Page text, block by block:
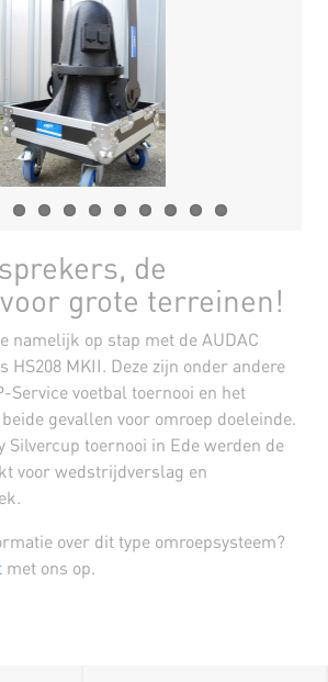
de
grote terreinen!
namelijk op stap met de AUDAC
HS208 MKII. Deze zijn onder andere
Service voetbal toernooi en het
gevallen voor omroep doeleinde.
Silvercup toernooi in Ede werden de
voor wedstrijdverslag en
over dit type omroepsysteem?
met ons op.